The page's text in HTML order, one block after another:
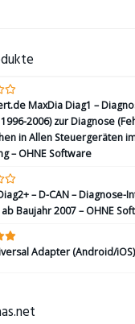
MaxDia Diag1 –
2006) zur Diagnose
in Allen Steuergeräten
– OHNE Software
– D-CAN – Diagnose-
Baujahr 2007 – OHNE
Adapter (Android/iOS)